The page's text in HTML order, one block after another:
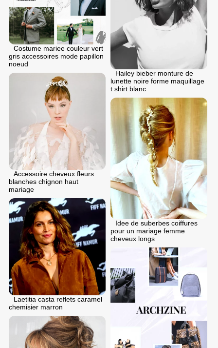
Hailey bieber monture de
lunette noire forme maquillage
t shirt blanc
Costume mariee couleur vert
gris accessoires mode papillon
noeud
Accessoire cheveux fleurs
blanches chignon haut
mariage
Idee de suberbes coiffures
pour un mariage femme
cheveux longs
Laetitia casta reflets caramel
chemisier marron